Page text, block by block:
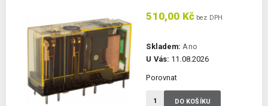
510,00 Kč bez DPH
Skladem: Ano
U Vás: 11.08.2026
Porovnat
DO KOŠÍKU